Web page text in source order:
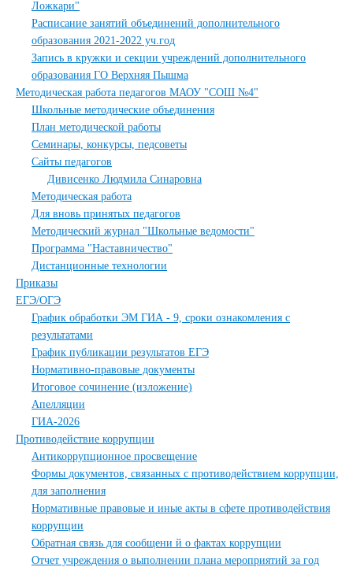
Ложкари"
Расписание занятий объединений дополнительного
образования 2021-2022 уч.год
Запись в кружки и секции учреждений дополнительного
образования ГО Верхняя Пышма
Методическая работа педагогов МАОУ "СОШ №4"
Школьные методические объединения
План методической работы
Семинары, конкурсы, педсоветы
Сайты педагогов
Дивисенко Людмила Синаровна
Методическая работа
Для вновь принятых педагогов
Методический журнал "Школьные ведомости"
Программа "Наставничество"
Дистанционные технологии
Приказы
ЕГЭ/ОГЭ
График обработки ЭМ ГИА - 9, сроки ознакомления с
результатами
График публикации результатов ЕГЭ
Нормативно-правовые документы
Итоговое сочинение (изложение)
Апелляции
ГИА-2026
Противодействие коррупции
Антикоррупционное просвещение
Формы документов, связанных с противодействием коррупции,
для заполнения
Нормативные правовые и иные акты в сфете противодействия
коррупции
Обратная связь для сообщени й о фактах коррупции
Отчет учреждения о выполнении плана мероприятий за год